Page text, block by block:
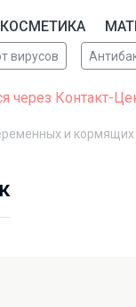
КОСМЕТИКА
вирусов
через Контакт-
и